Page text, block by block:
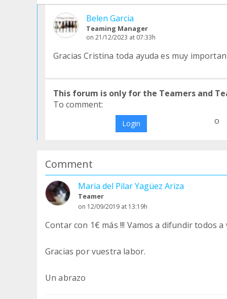
Belen Garcia
Teaming Manager
on 21/12/2023 at 07:33h
Gracias Cristina toda ayuda es muy
This forum is only for the Teamers and
To comment:
Login o
Comment
Maria del Pilar Yagüez Ariza
Teamer
on 12/09/2019 at 13:19h
Contar con 1€ más !!! Vamos a difundir todos
Gracias por vuestra labor.
Un abrazo